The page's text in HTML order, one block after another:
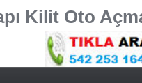
Kilit Oto